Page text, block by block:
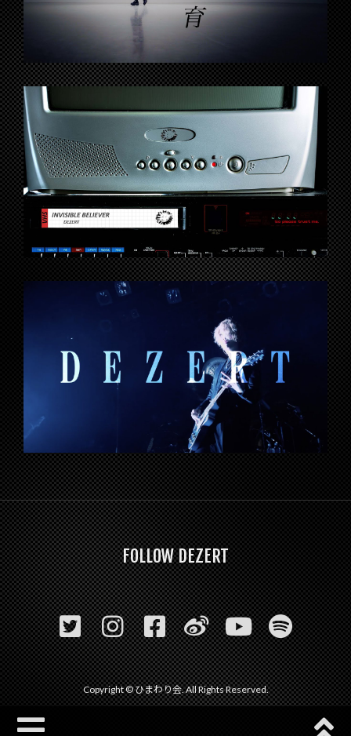
FOLLOW DEZERT
Copyright © ひまわり会. All Rights Reserved.